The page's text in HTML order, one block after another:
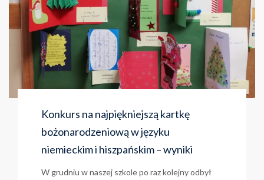
Konkurs na najpiękniejszą kartkę
bożonarodzeniową w języku
niemieckim i hiszpańskim – wyniki
W grudniu w naszej szkole po raz kolejny odbył